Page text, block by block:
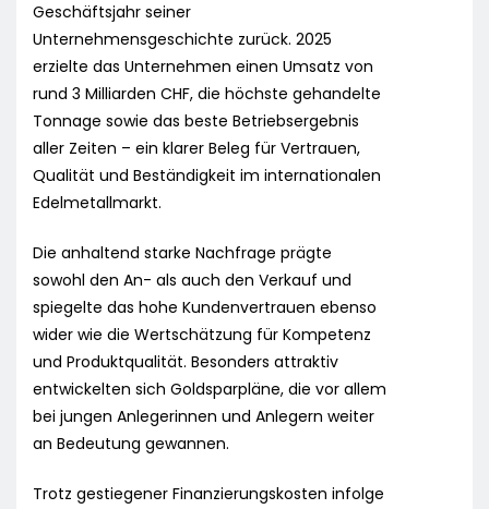
Geschäftsjahr seiner
Unternehmensgeschichte zurück. 2025
erzielte das Unternehmen einen Umsatz von
rund 3 Milliarden CHF, die höchste gehandelte
Tonnage sowie das beste Betriebsergebnis
aller Zeiten – ein klarer Beleg für Vertrauen,
Qualität und Beständigkeit im internationalen
Edelmetallmarkt.
Die anhaltend starke Nachfrage prägte
sowohl den An- als auch den Verkauf und
spiegelte das hohe Kundenvertrauen ebenso
wider wie die Wertschätzung für Kompetenz
und Produktqualität. Besonders attraktiv
entwickelten sich Goldsparpläne, die vor allem
bei jungen Anlegerinnen und Anlegern weiter
an Bedeutung gewannen.
Trotz gestiegener Finanzierungskosten infolge